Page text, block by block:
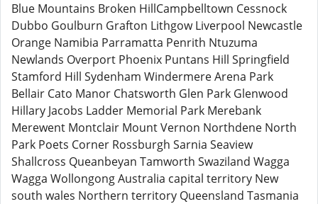
Blue Mountains Broken HillCampbelltown Cessnock
Dubbo Goulburn Grafton Lithgow Liverpool Newcastle
Orange Namibia Parramatta Penrith Ntuzuma
Newlands Overport Phoenix Puntans Hill Springfield
Stamford Hill Sydenham Windermere Arena Park
Bellair Cato Manor Chatsworth Glen Park Glenwood
Hillary Jacobs Ladder Memorial Park Merebank
Merewent Montclair Mount Vernon Northdene North
Park Poets Corner Rossburgh Sarnia Seaview
Shallcross Queanbeyan Tamworth Swaziland Wagga
Wagga Wollongong Australia capital territory New
south wales Northern territory Queensland Tasmania